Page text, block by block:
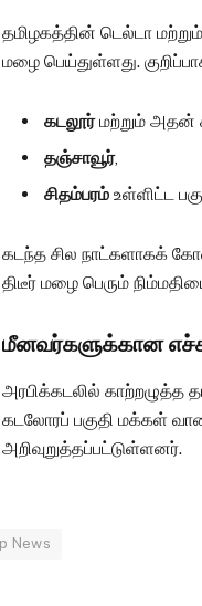
தமிழகத்தின் டெல்டா
மழை பெய்துள்ளது.
கடலூர்மற்றும் அதன்
தஞ்சாவூர்,
சிதம்பரம் உள்ளிட்ட
கடந்த சில நாட்களாகக்
திடீர் மழை பெரும்
மீனவர்களுக்கான
அரபிக்கடலில் காற்றழுத்த
கடலோரப் பகுதி மக்கள்
அறிவுறுத்தப்பட்டுள்ளனர்.
News